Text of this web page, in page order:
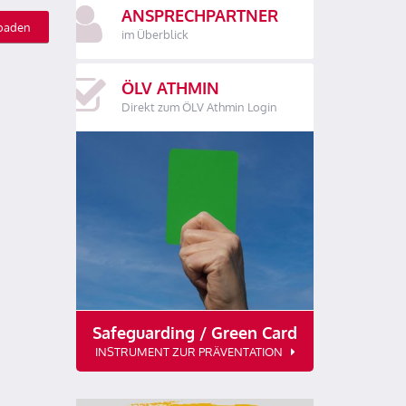
ANSPRECHPARTNER
im Überblick
ÖLV ATHMIN
Direkt zum ÖLV Athmin Login
Safeguarding / Green Card
INSTRUMENT ZUR PRÄVENTATION